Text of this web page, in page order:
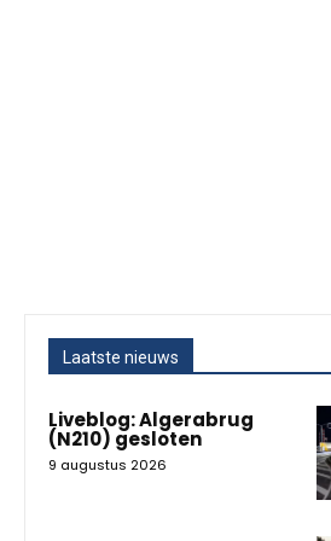
Laatste nieuws
Liveblog: Algerabrug
(N210) gesloten
9 augustus 2026